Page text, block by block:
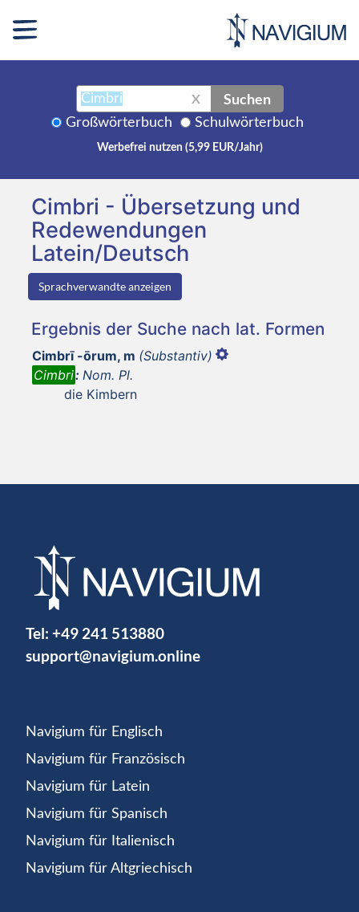
X Suchen
Großwörterbuch Schulwörterbuch
Werbefrei nutzen (5,99 EUR/Jahr)
Cimbri - Übersetzung und
Redewendungen
Latein/Deutsch
Sprachverwandte anzeigen
Ergebnis der Suche nach lat. Formen
Cimbrī -ōrum, m (Substantiv)
Cimbri: Nom. Pl.
die Kimbern
Tel: +49 241 513880
support@navigium.online
Navigium für Englisch
Navigium für Französisch
Navigium für Latein
Navigium für Spanisch
Navigium für Italienisch
Navigium für Altgriechisch